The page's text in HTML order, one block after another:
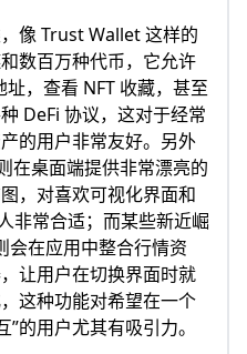
像 Trust Wallet 这样的
数百万种代币，它允许
，查看 NFT 收藏，甚至
DeFi 协议，这对于经常
的用户非常友好。另外
在桌面端提供非常漂亮的
，对喜欢可视化界面和
非常合适；而某些新近崛
在应用中整合行情资
让用户在切换界面时就
这种功能对希望在一个
的用户尤其有吸引力。